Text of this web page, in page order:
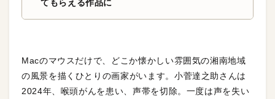
てもらえる作品に
Macのマウスだけで、どこか懐かしい雰囲気の湘南地域
の風景を描くひとりの画家がいます。小菅達之助さんは
2024年、喉頭がんを患い、声帯を切除。一度は声を失い